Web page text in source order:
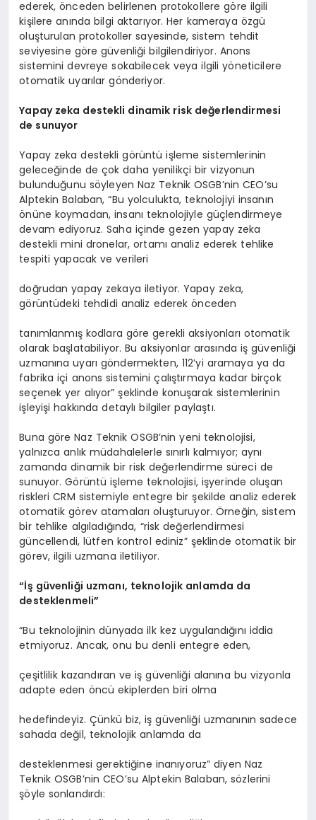
ederek, önceden belirlenen protokollere göre ilgili
kişilere anında bilgi aktarıyor. Her kameraya özgü
oluşturulan protokoller sayesinde, sistem tehdit
seviyesine göre güvenliği bilgilendiriyor. Anons
sistemini devreye sokabilecek veya ilgili yöneticilere
otomatik uyarılar gönderiyor.
Yapay zeka destekli dinamik risk değerlendirmesi
de sunuyor
Yapay zeka destekli görüntü işleme sistemlerinin
geleceğinde de çok daha yenilikçi bir vizyonun
bulunduğunu söyleyen Naz Teknik OSGB’nin CEO’su
Alptekin Balaban, “Bu yolculukta, teknolojiyi insanın
önüne koymadan, insanı teknolojiyle güçlendirmeye
devam ediyoruz. Saha içinde gezen yapay zeka
destekli mini dronelar, ortamı analiz ederek tehlike
tespiti yapacak ve verileri
doğrudan yapay zekaya iletiyor. Yapay zeka,
görüntüdeki tehdidi analiz ederek önceden
tanımlanmış kodlara göre gerekli aksiyonları otomatik
olarak başlatabiliyor. Bu aksiyonlar arasında iş güvenliği
uzmanına uyarı göndermekten, 112’yi aramaya ya da
fabrika içi anons sistemini çalıştırmaya kadar birçok
seçenek yer alıyor” şeklinde konuşarak sistemlerinin
işleyişi hakkında detaylı bilgiler paylaştı.
Buna göre Naz Teknik OSGB’nin yeni teknolojisi,
yalnızca anlık müdahalelerle sınırlı kalmıyor; aynı
zamanda dinamik bir risk değerlendirme süreci de
sunuyor. Görüntü işleme teknolojisi, işyerinde oluşan
riskleri CRM sistemiyle entegre bir şekilde analiz ederek
otomatik görev atamaları oluşturuyor. Örneğin, sistem
bir tehlike algıladığında, “risk değerlendirmesi
güncellendi, lütfen kontrol ediniz” şeklinde otomatik bir
görev, ilgili uzmana iletiliyor.
“İş güvenliği uzmanı, teknolojik anlamda da
desteklenmeli”
“Bu teknolojinin dünyada ilk kez uygulandığını iddia
etmiyoruz. Ancak, onu bu denli entegre eden,
çeşitlilik kazandıran ve iş güvenliği alanına bu vizyonla
adapte eden öncü ekiplerden biri olma
hedefindeyiz. Çünkü biz, iş güvenliği uzmanının sadece
sahada değil, teknolojik anlamda da
desteklenmesi gerektiğine inanıyoruz” diyen Naz
Teknik OSGB’nin CEO’su Alptekin Balaban, sözlerini
şöyle sonlandırdı: